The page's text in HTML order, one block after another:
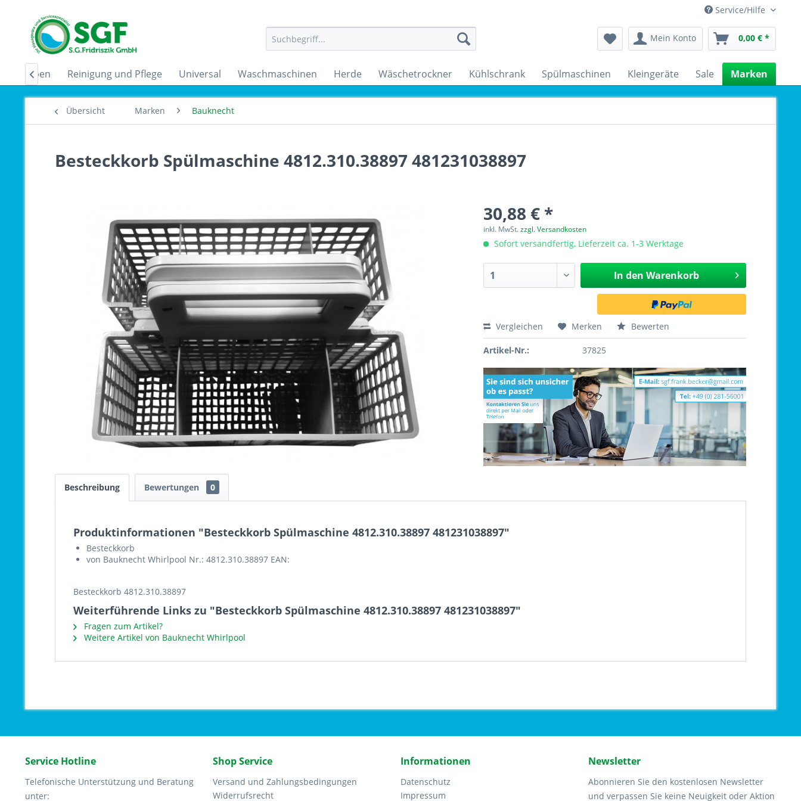
Service/Hilfe
Mein Konto 0,00 € *
Reinigung und Pflege Universal Waschmaschinen Herde Wäschetrockner Kühlschrank Spülmaschinen Kleingeräte Sale Marken

Übersicht Marken Bauknecht
Besteckkorb Spülmaschine 4812.310.38897 481231038897
30,88 € *
inkl. MwSt.zzgl. Versandkosten
Sofort versandfertig, Lieferzeit ca. 1-3 Werktage
In den Warenkorb
Vergleichen Merken Bewerten
Artikel-Nr.: 37825
Beschreibung Bewertungen 0
Produktinformationen "Besteckkorb Spülmaschine 4812.310.38897 481231038897"
Besteckkorb
von Bauknecht Whirlpool Nr.: 4812.310.38897 EAN:
Besteckkorb 4812.310.38897
Weiterführende Links zu "Besteckkorb Spülmaschine 4812.310.38897 481231038897"
Fragen zum Artikel?
Weitere Artikel von Bauknecht Whirlpool
Service Hotline
Telefonische Unterstützung und Beratung
unter:
Shop Service
Versand und Zahlungsbedingungen
Widerrufsrecht
Informationen
Datenschutz
Impressum
Newsletter
Abonnieren Sie den kostenlosen Newsletter
und verpassen Sie keine Neuigkeit oder Aktion